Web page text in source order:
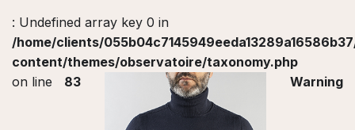
: Undefined array key 0 in
/home/clients/
content/themes/observatoire/taxonomy.php
on line
83 Warning